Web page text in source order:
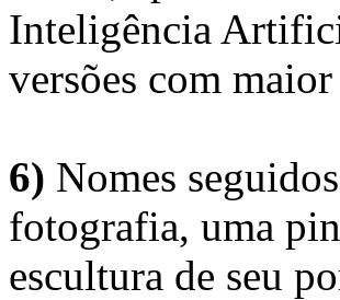
Inteligência
versões com
6) Nomes
fotografia, uma
escultura de seu